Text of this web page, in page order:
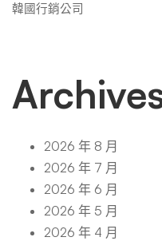
韓國行銷公司
2026 年 8 月
2026 年 7 月
2026 年 6 月
2026 年 5 月
2026 年 4 月